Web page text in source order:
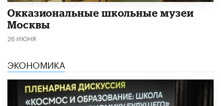
​Окказиональные школьные музеи
Москвы
26 ИЮНЯ
ЭКОНОМИКА